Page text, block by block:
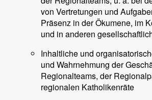
von Vertretungen und
Präsenz in der Ökumene, im
und in anderen
Inhaltliche und
und Wahrnehmung der
Regionalteams, der
regionalen Katholikenräte